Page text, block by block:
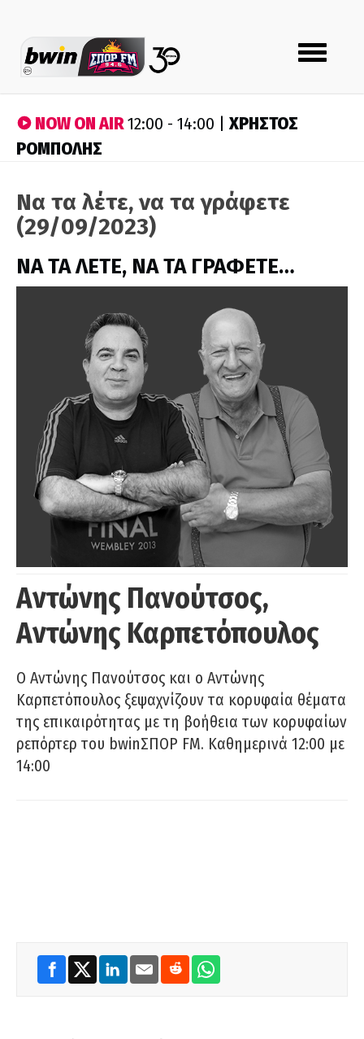
Toggle
navigation
NOW ON AIR12:00 - 14:00 | ΧΡΗΣΤΟΣ
ΡΟΜΠΟΛΗΣ
Να τα λέτε, να τα γράφετε
(29/09/2023)
ΝΑ ΤΑ ΛΕΤΕ, ΝΑ ΤΑ ΓΡΑΦΕΤΕ…
Αντώνης Πανούτσος,
Αντώνης Καρπετόπουλος
Ο Αντώνης Πανούτσος και ο Αντώνης
Καρπετόπουλος ξεψαχνίζουν τα κορυφαία θέματα
της επικαιρότητας με τη βοήθεια των κορυφαίων
ρεπόρτερ του bwinΣΠΟΡ FM. Καθημερινά 12:00 με
14:00